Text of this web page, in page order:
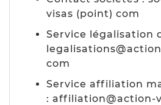
visas (point) com
Service légalisation
com
Service affiliation
: affiliation@action-